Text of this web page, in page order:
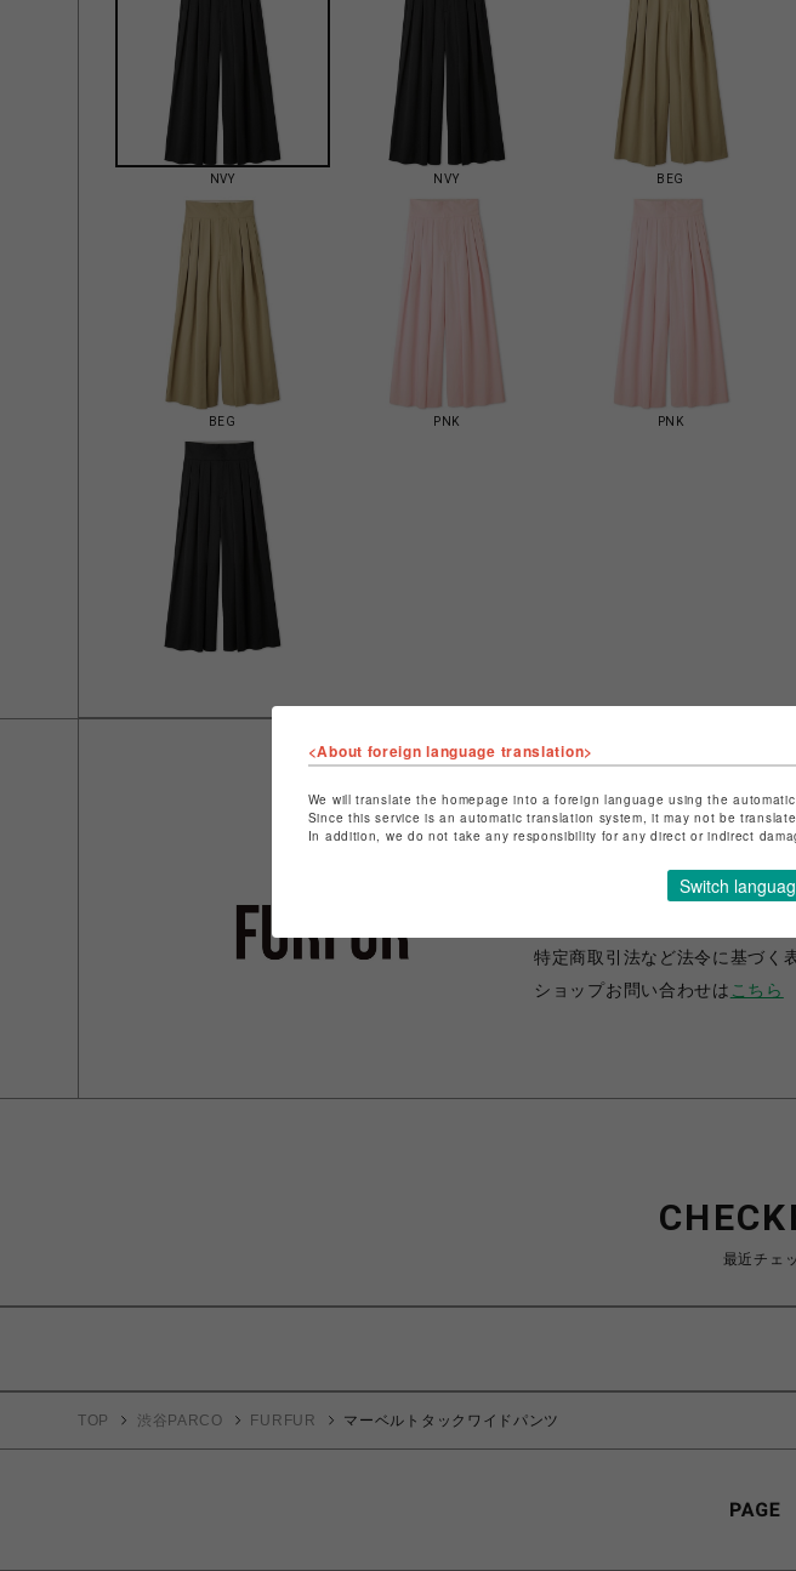
NVY NVY BEG
BEG PNK PNK
FURFUR
特定商取引法など法令に基づく
ショップお問い合わせは こちら
最近チェ
TOP 渋谷PARCO FURFUR マーベルトタックワイドパンツ
<About foreign language translation>
We will translate the homepage into a foreign language using the automatic
Since this service is an automatic translation system, it may not be
In addition, we do not take any responsibility for any direct or indirect
Switch